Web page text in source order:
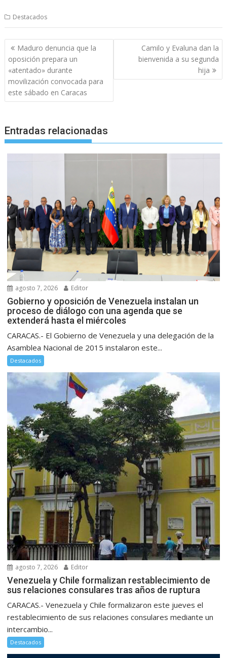
Destacados
Navegación
de
entradas
Maduro denuncia que la
oposición prepara un
«atentado» durante
movilización convocada para
este sábado en Caracas
Camilo y Evaluna dan la
bienvenida a su segunda
hija
Entradas relacionadas
agosto 7, 2026 Editor
Gobierno y oposición de Venezuela instalan un
proceso de diálogo con una agenda que se
extenderá hasta el miércoles
CARACAS.- El Gobierno de Venezuela y una delegación de la
Asamblea Nacional de 2015 instalaron este...
Destacados
agosto 7, 2026 Editor
Venezuela y Chile formalizan restablecimiento de
sus relaciones consulares tras años de ruptura
CARACAS.- Venezuela y Chile formalizaron este jueves el
restablecimiento de sus relaciones consulares mediante un
intercambio...
Destacados